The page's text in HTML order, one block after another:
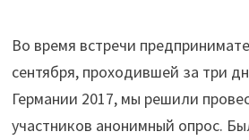
Во время встречи
сентября, проходившей за три
Германии 2017, мы решили
участников анонимный опрос.